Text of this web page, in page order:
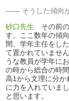
そうした傾向
砂口先生 その前の
す。ここ数年の傾
間、学年主任をし
て置かれていませ
うな教員が学年に
の時から総合の時
高1から文理に分か
に力を入れていま
と思います。